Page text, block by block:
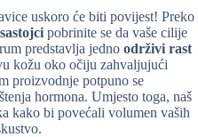
uskoro će biti povijest! Preko
pobrinite se da vaše cilije
predstavlja jedno održivi rast
kožu oko očiju zahvaljujući
proizvodnje potpuno se
hormona. Umjesto toga, naš
kako bi povećali volumen vaših